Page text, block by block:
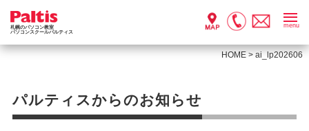
札幌のパソコン教室
パソコンスクールパルティス
menu
HOME >ai_lp202606
パルティスからのお知らせ